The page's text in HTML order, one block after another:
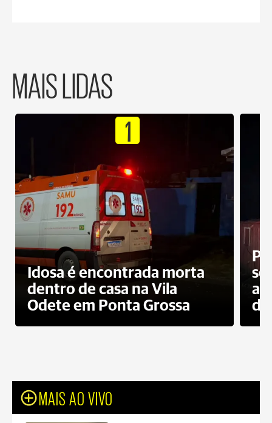
MAIS LIDAS
1
Idosa é encontrada morta
dentro de casa na Vila
Odete em Ponta Grossa
do
MAIS AO VIVO